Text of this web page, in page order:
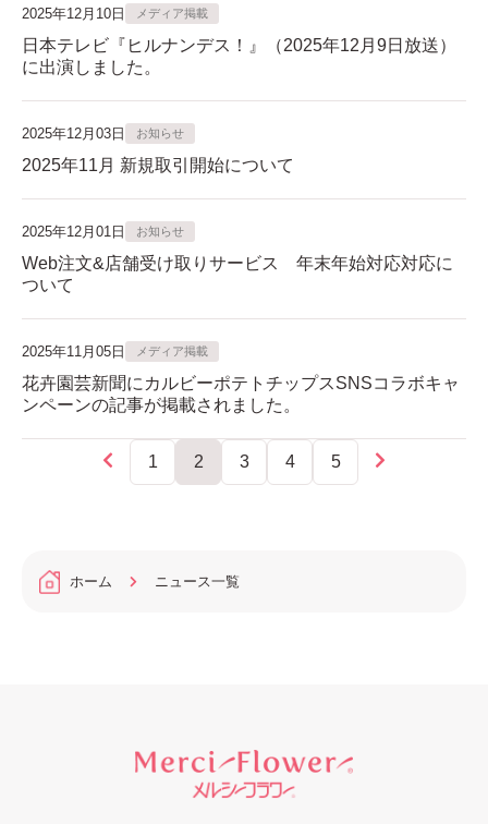
2025年12月10日 メディア掲載
日本テレビ『ヒルナンデス！』（2025年12月9日放送）
に出演しました。
2025年12月03日 お知らせ
2025年11月 新規取引開始について
2025年12月01日 お知らせ
Web注文&店舗受け取りサービス 年末年始対応対応に
ついて
2025年11月05日 メディア掲載
花卉園芸新聞にカルビーポテトチップスSNSコラボキャ
ンペーンの記事が掲載されました。
1 2 3 4 5
ホーム ニュース一覧